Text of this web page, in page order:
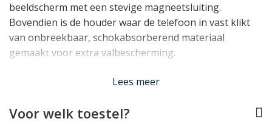
beeldscherm met een stevige magneetsluiting.
Bovendien is de houder waar de telefoon in vast klikt
van onbreekbaar, schokabsorberend materiaal
gemaakt voor extra valbescherming.
normaal te gebruiken wanneer deze in de case zit: met
Lees meer
Voor welk toestel?